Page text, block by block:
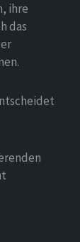
ihre
das